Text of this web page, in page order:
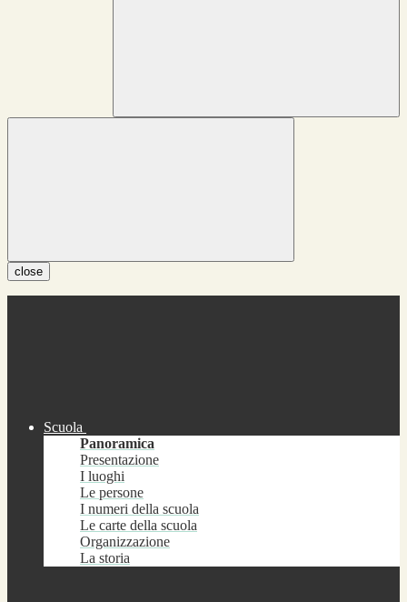
close
Scuola
Panoramica
Presentazione
I luoghi
Le persone
I numeri della scuola
Le carte della scuola
Organizzazione
La storia